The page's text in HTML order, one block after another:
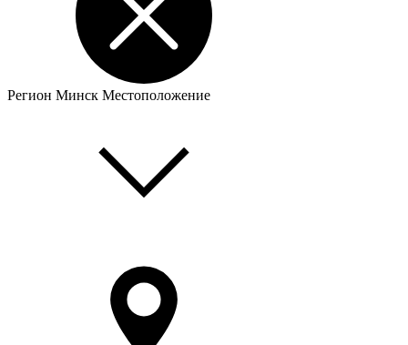
Регион Минск Местоположение